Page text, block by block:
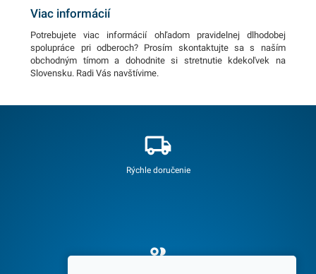
Viac informácií
Potrebujete viac informácií ohľadom pravidelnej dlhodobej
spolupráce pri odberoch? Prosím skontaktujte sa s naším
obchodným tímom a dohodnite si stretnutie kdekoľvek na
Slovensku. Radi Vás navštívime.
Rýchle doručenie